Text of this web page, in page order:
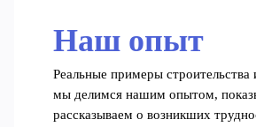
Наш опыт
Реальные примеры
мы делимся нашим опытом,
рассказываем о возникших